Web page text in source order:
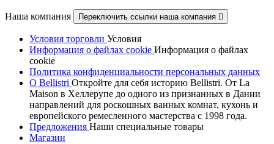
Наша компания Переключить ссылки наша компания 
Условия торговли Условия
Информация о файлах cookie Информация о файлах
cookie
Политика конфиденциальности персональных данных
О Bellistri Откройте для себя историю Bellistri. От La
Maison в Хеллерупе до одного из признанных в Дании
направлений для роскошных ванных комнат, кухонь и
европейского ремесленного мастерства с 1998 года.
Предложения Наши специальные товары
Магазин